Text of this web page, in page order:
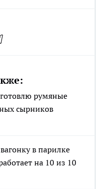
румяные
сырников
в парилке
на 10 из 10